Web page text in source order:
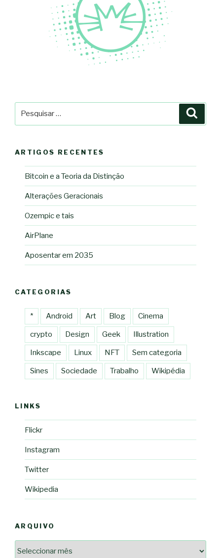
ARTIGOS RECENTES
Bitcoin e a Teoria da Distinção
Alterações Geracionais
Ozempic e tais
AirPlane
Aposentar em 2035
CATEGORIAS
* Android Art Blog Cinema
crypto Design Geek Illustration
Inkscape Linux NFT Sem categoria
Sines Sociedade Trabalho Wikipédia
LINKS
Flickr
Instagram
Twitter
Wikipedia
ARQUIVO